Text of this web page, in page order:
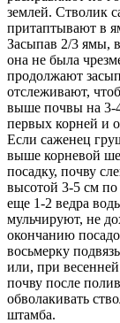
землей. Стволик
притаптывают в
Засыпав 2/3 ямы,
она не была
продолжают
отслеживают,
выше почвы на 3-
первых корней и
Если саженец
выше корневой
посадку, почву
высотой 3-5 см
еще 1-2 ведра
мульчируют, не
окончанию
восьмерку
или, при
почву после
обволакивать
штамба.